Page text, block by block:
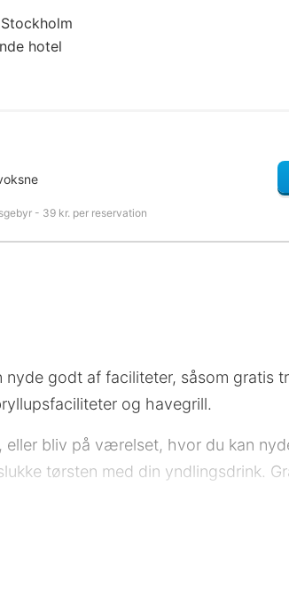
hotel
- 39 kr. per reservation
godt af faciliteter, såsom gratis
og havegrill.
eller bliv på værelset, hvor du kan
tørsten med din yndlingsdrink.